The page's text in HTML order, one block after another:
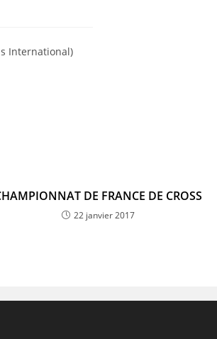
International)
DE FRANCE DE CROSS
22 janvier 2017